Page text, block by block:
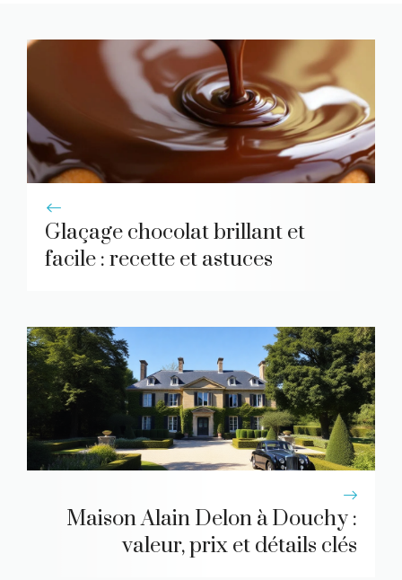
Glaçage chocolat brillant et
facile : recette et astuces
Maison Alain Delon à Douchy :
valeur, prix et détails clés